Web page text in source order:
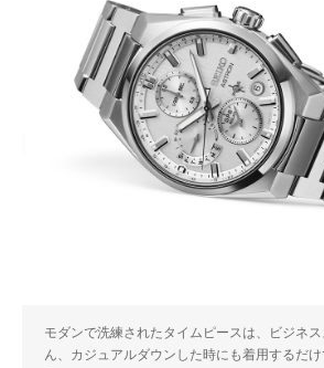
モダンで洗練されたタイムピースは、ビジネ
ん、カジュアルダウンした時にも着用するだ